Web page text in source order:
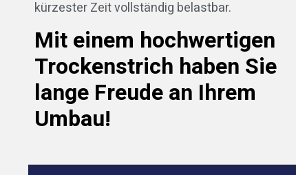
kürzester Zeit vollständig belastbar.
Mit einem hochwertigen
Trockenstrich haben Sie
lange Freude an Ihrem
Umbau!